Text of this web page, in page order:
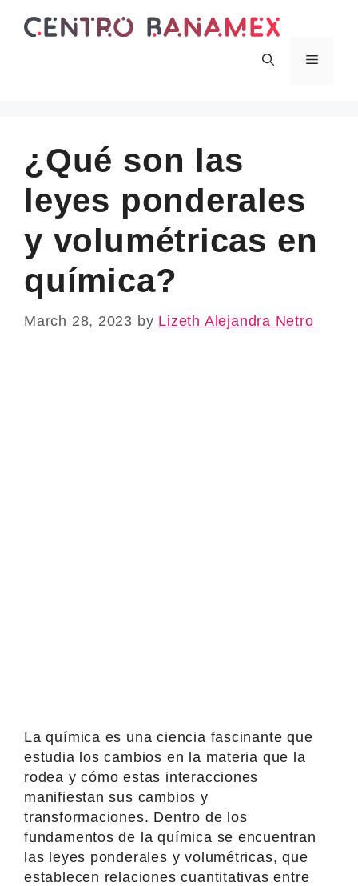
Menu
¿Qué son las
leyes ponderales
y volumétricas en
química?
March 28, 2023 by Lizeth Alejandra Netro
La química es una ciencia fascinante que
estudia los cambios en la materia que la
rodea y cómo estas interacciones
manifiestan sus cambios y
transformaciones. Dentro de los
fundamentos de la química se encuentran
las leyes ponderales y volumétricas, que
establecen relaciones cuantitativas entre